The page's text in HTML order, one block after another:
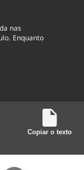
nas
Enquanto
Copiar o texto